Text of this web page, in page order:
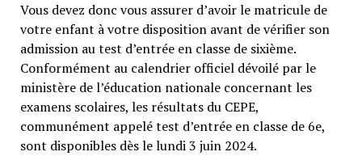
Vous devez donc vous assurer d’avoir le matricule de
votre enfant à votre disposition avant de vérifier son
admission au test d’entrée en classe de sixième.
Conformément au calendrier officiel dévoilé par le
ministère de l’éducation nationale concernant les
examens scolaires, les résultats du CEPE,
communément appelé test d’entrée en classe de 6e,
sont disponibles dès le lundi 3 juin 2024.